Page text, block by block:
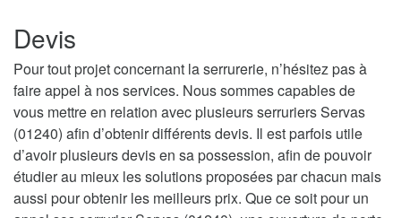
Devis
Pour tout projet concernant la serrurerie, n’hésitez pas à
faire appel à nos services. Nous sommes capables de
vous mettre en relation avec plusieurs serruriers Servas
(01240) afin d’obtenir différents devis. Il est parfois utile
d’avoir plusieurs devis en sa possession, afin de pouvoir
étudier au mieux les solutions proposées par chacun mais
aussi pour obtenir les meilleurs prix. Que ce soit pour un